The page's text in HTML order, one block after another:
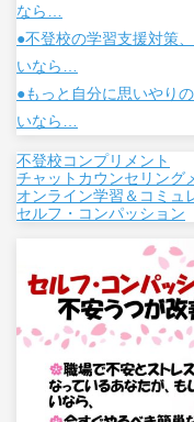
なら…
●不登校の学習支援対策
いなら…
●もっと自分に思いやり
いなら…
不登校コンプリメント
チャットカウンセリング
オンライン学習＆コミ
セルフ・コンパッション